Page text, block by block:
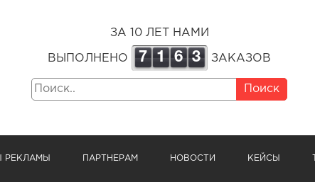
ЗА 10 ЛЕТ НАМИ
ВЫПОЛНЕНО 7 1 6 3 ЗАКАЗОВ
Поиск
РЕКЛАМЫ ПАРТНЕРАМ НОВОСТИ КЕЙСЫ